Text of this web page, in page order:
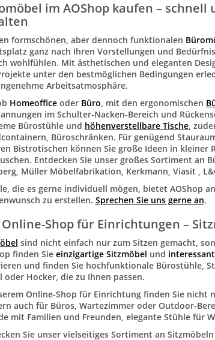
im AOShop kaufen –
formschönen, aber dennoch funktionalen
ganz nach Ihren Vorstellungen und
wohlfühlen. Mit ästhetischen und eleganten
unter den bestmöglichen Bedingungen
Arbeitsatmosphäre.
Homeofficeoder Büro, mit den ergonomischen
im Schulter-Nacken-Bereich und
Bürostühle und höhenverstellbare Tische,
Büroschränken. Für genügend
Bistrotischen können Sie große Ideen in kleiner
Entdecken Sie unser großes Sortiment an
Müller Möbelfabrikation, Kerkmann, Viasit ,
die es gerne individuell mögen, bietet AOShop
zu erstellen. Sprechen Sie uns gerne an.
Shop für Einrichtungen –
sind nicht einfach nur zum Sitzen gemacht,
finden Sie einzigartige Sitzmöbel und
und finden Sie hochfunktionale Bürostühle,
oder Hocker, die zu Ihnen passen.
Online-Shop für Einrichtung finden Sie nicht
auch für Büros, Wartezimmer oder Outdoor-
mit Familien und Freunden, elegante Stühle für
Sie unser vielseitiges Sortiment an